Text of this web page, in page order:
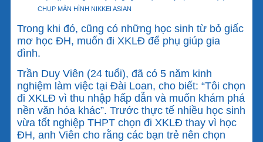
CHỤP MÀN HÌNH NIKKEI ASIAN
Trong khi đó, cũng có những học sinh từ bỏ giấc
mơ học ĐH, muốn đi XKLĐ để phụ giúp gia
đình.
Trần Duy Viên (24 tuổi), đã có 5 năm kinh
nghiệm làm việc tại Đài Loan, cho biết: “Tôi chọn
đi XKLĐ vì thu nhập hấp dẫn và muốn khám phá
nền văn hóa khác”. Trước thực tế nhiều học sinh
vừa tốt nghiệp THPT chọn đi XKLĐ thay vì học
ĐH, anh Viên cho rằng các bạn trẻ nên chọn